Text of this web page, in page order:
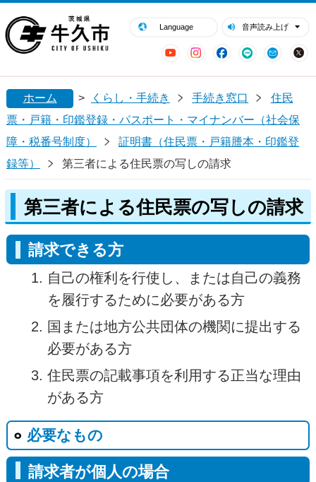
Language 音声読み上げ
YouTubeInstagram
Facebook
LINE Mail
閉じる
ホーム > くらし・手続き 手続き窓口
住民
票・戸籍・印鑑登録・パスポート・マイナンバー（社会保
障・税番号制度）
証明書（住民票・戸籍謄本・印鑑登
録等）
第三者による住民票の写しの請求
第三者による住民票の写しの請求
請求できる方
自己の権利を行使し、または自己の義務
を履行するために必要がある方
国または地方公共団体の機関に提出する
必要がある方
住民票の記載事項を利用する正当な理由
がある方
必要なもの
請求者が個人の場合